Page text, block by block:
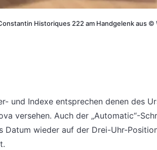
Historiques 222 am Handgelenk aus ©
und Indexe entsprechen denen des
versehen. Auch der „Automatic“-
Datum wieder auf der Drei-Uhr-